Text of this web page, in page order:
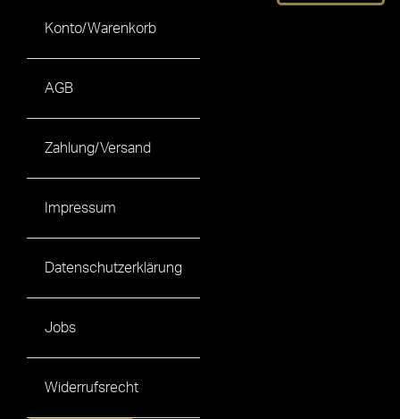
Konto/Warenkorb
AGB
Zahlung/Versand
Impressum
Datenschutzerklärung
Jobs
Widerrufsrecht